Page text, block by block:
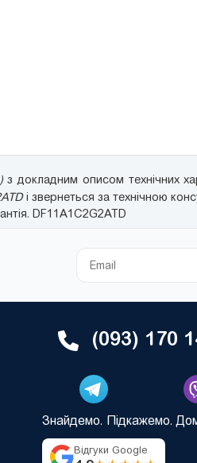
з докладним описом технічних
і звернеться за технічною
DF11A1C2G2ATD
(093) 170
Знайдемо. Підкажемо.
Відгуки Google